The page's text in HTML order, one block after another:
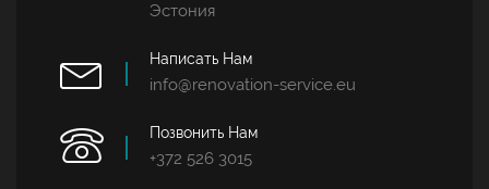
Эстония
Написать Нам
info@renovation-service.eu
Позвонить Нам
+372 526 3015